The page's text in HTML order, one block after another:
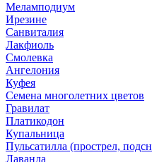
Меламподиум
Ирезине
Санвиталия
Лакфиоль
Смолевка
Ангелония
Куфея
Семена многолетних цветов
Гравилат
Платикодон
Купальница
Пульсатилла (прострел,
Лаванда